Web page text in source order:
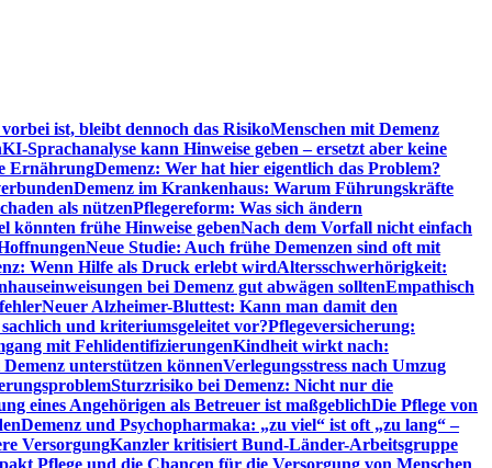
ist, bleibt dennoch das RisikoMenschen mit Demenz
KI-Sprachanalyse kann Hinweise geben – ersetzt aber keine
ErnährungDemenz: Wer hat hier eigentlich das Problem?
Demenz im Krankenhaus: Warum Führungskräfte
als nützenPflegereform: Was sich ändern
könnten frühe Hinweise gebenNach dem Vorfall nicht einfach
Neue Studie: Auch frühe Demenzen sind oft mit
Wenn Hilfe als Druck erlebt wirdAltersschwerhörigkeit:
bei Demenz gut abwägen solltenEmpathisch
Neuer Alzheimer-Bluttest: Kann man damit den
und kriteriumsgeleitet vor?Pflegeversicherung:
mit FehlidentifizierungenKindheit wirkt nach:
unterstützen könnenVerlegungsstress nach Umzug
Sturzrisiko bei Demenz: Nicht nur die
eines Angehörigen als Betreuer ist maßgeblichDie Pflege von
Demenz und Psychopharmaka: „zu viel“ ist oft „zu lang“ –
VersorgungKanzler kritisiert Bund-Länder-Arbeitsgruppe